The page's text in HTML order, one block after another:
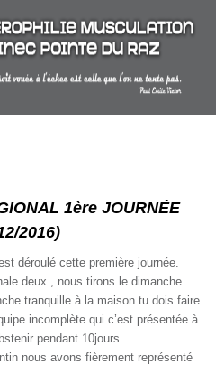
1ère JOURNÉE
2016)
déroulé cette première journée.
deux , nous tirons le dimanche.
tranquille à la maison tu dois faire
incomplète qui c’est présentée à
pendant 10jours.
nous avons fièrement représenté